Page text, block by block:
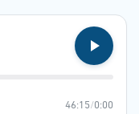
0:00
/
46:15